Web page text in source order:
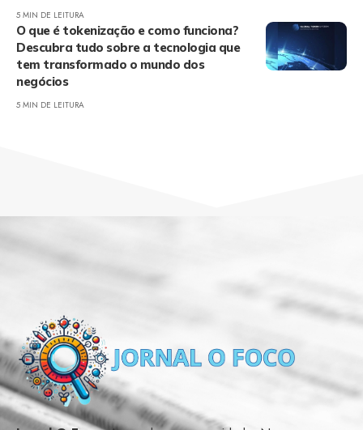
5 MIN DE LEITURA
O que é tokenização e como funciona?
Descubra tudo sobre a tecnologia que
tem transformado o mundo dos
negócios
5 MIN DE LEITURA